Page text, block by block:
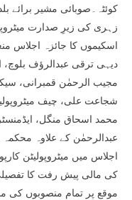
کوئٹہ۔صوبائی مشیر برائے
زہری کی زیرِ صدارت
اسکیموں کا جائزہ اجلاس
دیہی ترقی عبدالرؤف بلوچ،
مجیب الرحمٰن قمبرانی،
شجاعت علی، چیف
محمد اسحاق منگل،
عبدالرحمٰن کے علاوہ
اجلاس میں میٹروپولیٹن
کی مالی پیش رفت کا تفصیلی
موقع پر تمام منصوبوں کی